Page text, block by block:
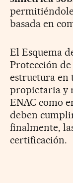
basada en
El Esquema
Protección de
estructura en
propietaria y
ENAC como
deben
finalmente,
certificación.